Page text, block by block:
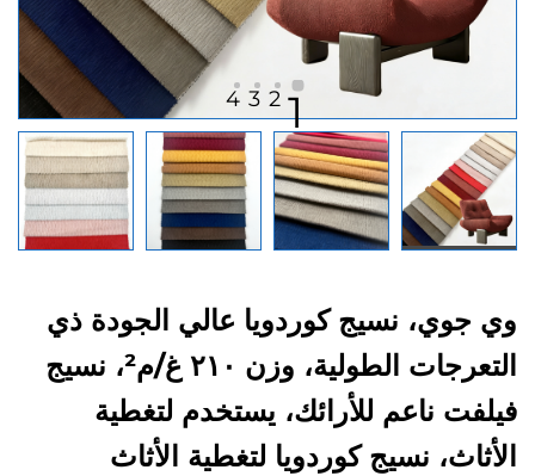
1
2
3
4
وي جوي، نسيج كوردويا عالي الجودة ذي
التعرجات الطولية، وزن ٢١٠ غ/م²، نسيج
فيلفت ناعم للأرائك، يستخدم لتغطية
الأثاث، نسيج كوردويا لتغطية الأثاث